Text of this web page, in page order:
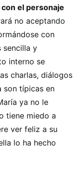
el personaje
no aceptando
con
sencilla y
interno se
charlas, diálogos
son típicas en
ya no le
tiene miedo a
ver feliz a su
lo ha hecho